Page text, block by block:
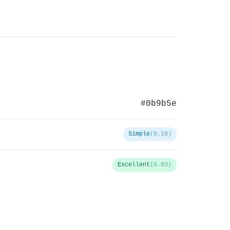
#0b9b5e
Simple(0.19)
Excellent (0.83)